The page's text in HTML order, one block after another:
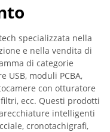
specializzata nella
e nella vendita di
di categorie
USB, moduli PCBA,
con otturatore
ecc. Questi prodotti
intelligenti
cronotachigrafi,